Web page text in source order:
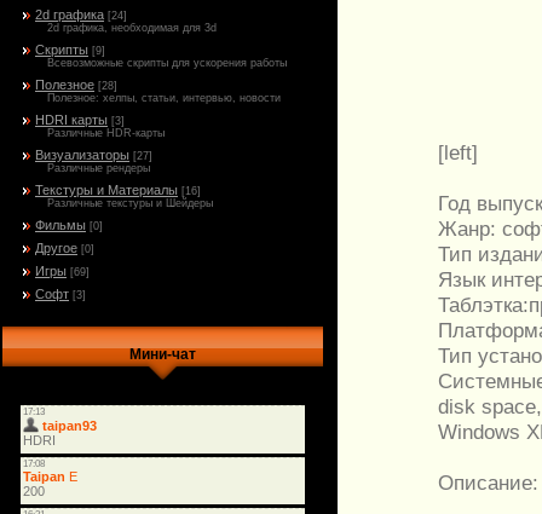
2d графика [24]
2d графика, необходимая для 3d
Скрипты [9]
Всевозможные скрипты для ускорения работы
Полезное [28]
Полезное: хелпы, статьи, интервью, новости
HDRI карты [3]
Различные HDR-карты
Визуализаторы [27]
Различные рендеры
Текстуры и Материалы [16]
Различные текстуры и Шейдеры
Фильмы [0]
Другое [0]
Игры [69]
Софт [3]
Мини-чат
[left]
Год
Жанр:
Тип
Язык
Тип
disk space,
Windows
Описание: